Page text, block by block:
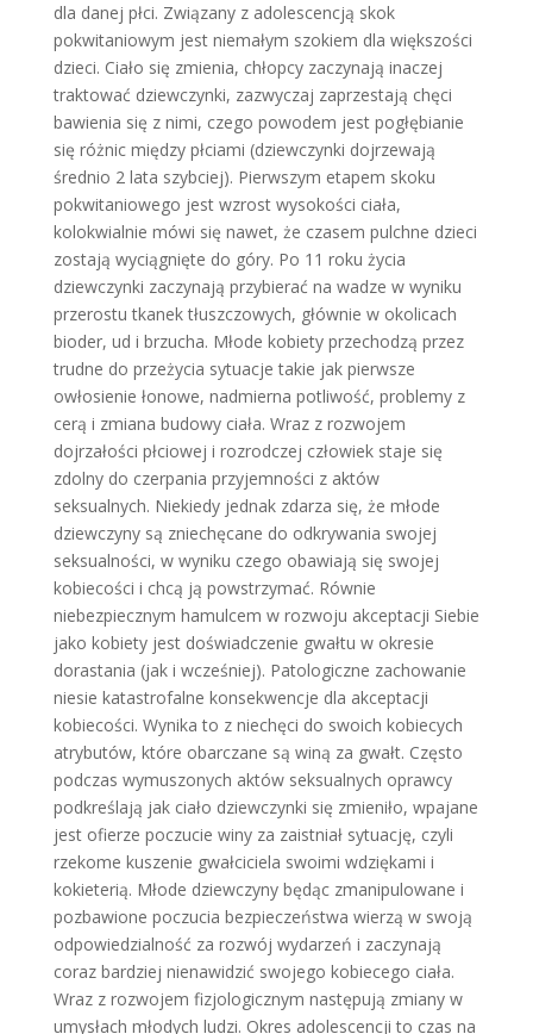
dla danej płci. Związany z adolescencją skok
pokwitaniowym jest niemałym szokiem dla większości
dzieci. Ciało się zmienia, chłopcy zaczynają inaczej
traktować dziewczynki, zazwyczaj zaprzestają chęci
bawienia się z nimi, czego powodem jest pogłębianie
się różnic między płciami (dziewczynki dojrzewają
średnio 2 lata szybciej). Pierwszym etapem skoku
pokwitaniowego jest wzrost wysokości ciała,
kolokwialnie mówi się nawet, że czasem pulchne dzieci
zostają wyciągnięte do góry. Po 11 roku życia
dziewczynki zaczynają przybierać na wadze w wyniku
przerostu tkanek tłuszczowych, głównie w okolicach
bioder, ud i brzucha. Młode kobiety przechodzą przez
trudne do przeżycia sytuacje takie jak pierwsze
owłosienie łonowe, nadmierna potliwość, problemy z
cerą i zmiana budowy ciała. Wraz z rozwojem
dojrzałości płciowej i rozrodczej człowiek staje się
zdolny do czerpania przyjemności z aktów
seksualnych. Niekiedy jednak zdarza się, że młode
dziewczyny są zniechęcane do odkrywania swojej
seksualności, w wyniku czego obawiają się swojej
kobiecości i chcą ją powstrzymać. Równie
niebezpiecznym hamulcem w rozwoju akceptacji Siebie
jako kobiety jest doświadczenie gwałtu w okresie
dorastania (jak i wcześniej). Patologiczne zachowanie
niesie katastrofalne konsekwencje dla akceptacji
kobiecości. Wynika to z niechęci do swoich kobiecych
atrybutów, które obarczane są winą za gwałt. Często
podczas wymuszonych aktów seksualnych oprawcy
podkreślają jak ciało dziewczynki się zmieniło, wpajane
jest ofierze poczucie winy za zaistniał sytuację, czyli
rzekome kuszenie gwałciciela swoimi wdziękami i
kokieterią. Młode dziewczyny będąc zmanipulowane i
pozbawione poczucia bezpieczeństwa wierzą w swoją
odpowiedzialność za rozwój wydarzeń i zaczynają
coraz bardziej nienawidzić swojego kobiecego ciała.
Wraz z rozwojem fizjologicznym następują zmiany w
umysłach młodych ludzi. Okres adolescencji to czas na